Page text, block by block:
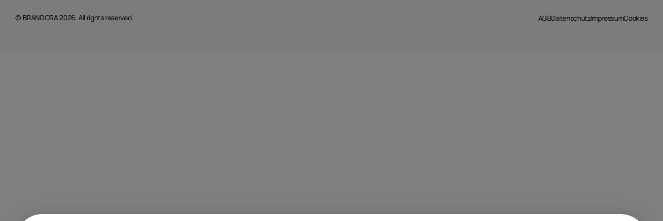
© BRANDORA 2026. All rights reserved. AGBDatenschutzImpressumCookies